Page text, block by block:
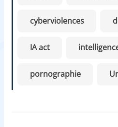
cyberviolences
IA act
pornographie